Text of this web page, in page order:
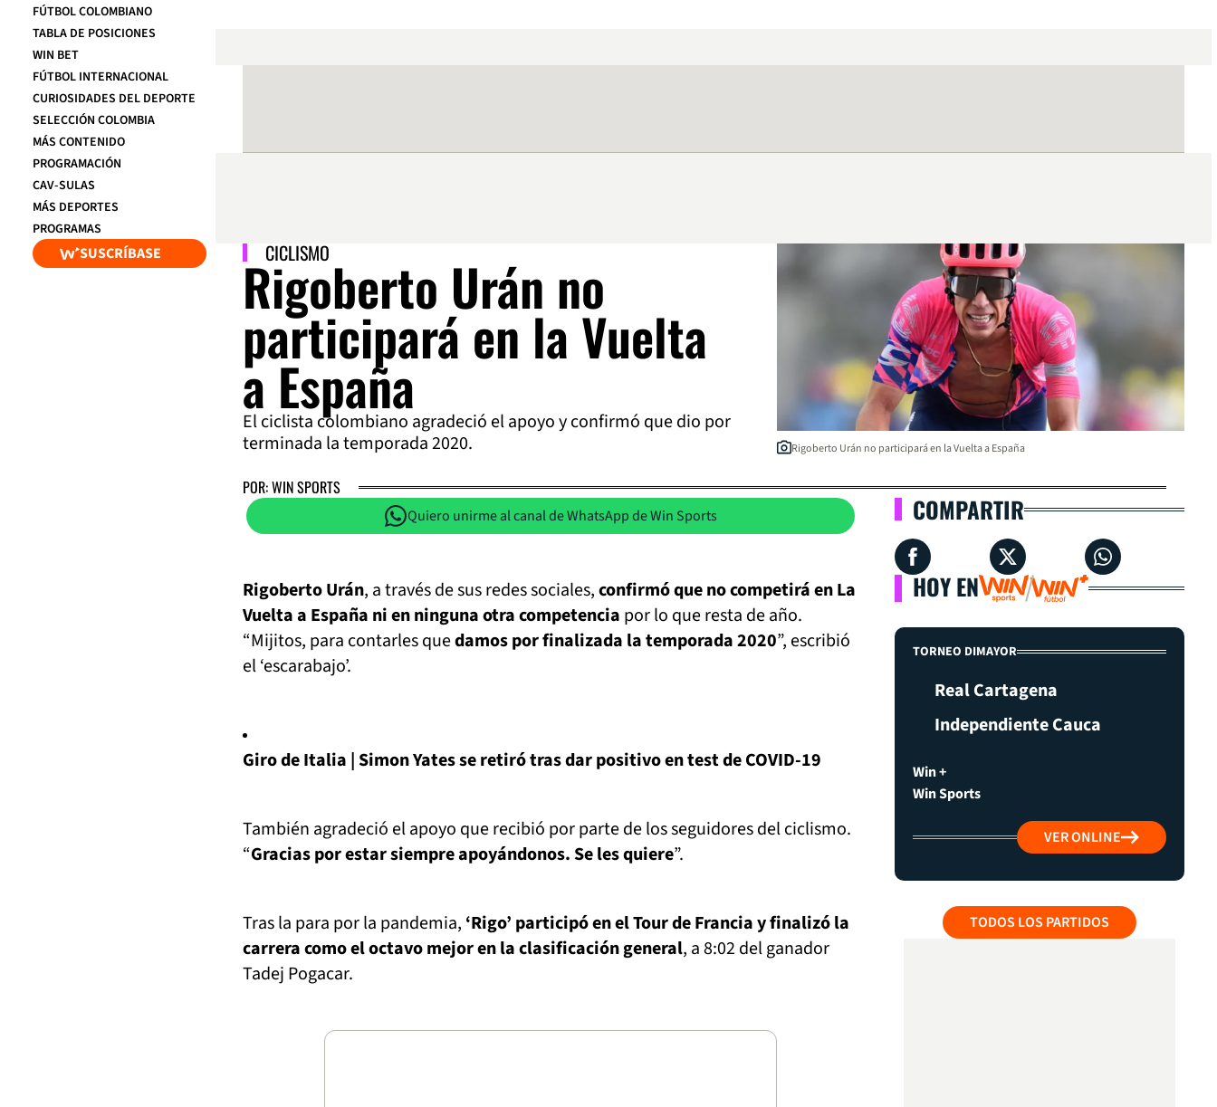
FÚTBOL COLOMBIANO
TABLA DE POSICIONES
WIN BET
FÚTBOL INTERNACIONAL
CURIOSIDADES DEL DEPORTE
SELECCIÓN COLOMBIA
MÁS CONTENIDO
PROGRAMACIÓN
CAV-SULAS
MÁS DEPORTES
PROGRAMAS
SUSCRÍBASE CICLISMO
Rigoberto Urán no
participará en la Vuelta
a España
El ciclista colombiano agradeció el apoyo y confirmó que dio por
terminada la temporada 2020.
Rigoberto Urán no participará en la Vuelta a España
POR: WIN SPORTS
Quiero unirme al canal de WhatsApp de Win Sports
Rigoberto Urán, a través de sus redes sociales,confirmó que no competirá en La
Vuelta a España ni en ninguna otra competencia por lo que resta de año.
“Mijitos, para contarles quedamos por finalizada la temporada 2020”, escribió
el ‘escarabajo’.
Giro de Italia | Simon Yates se retiró tras dar positivo en test de COVID-19
También agradeció el apoyo que recibió por parte de los seguidores del ciclismo.
“Gracias por estar siempre apoyándonos. Se les quiere”.
Tras la para por la pandemia, ‘Rigo’ participó en el Tour de Francia y finalizó la
carrera como el octavo mejor en la clasificación general, a 8:02 del ganador
Tadej Pogacar.
COMPARTIR
HOY EN
TORNEO DIMAYOR
Real Cartagena
Independiente Cauca
Win +
Win Sports
VER ONLINE
TODOS LOS PARTIDOS